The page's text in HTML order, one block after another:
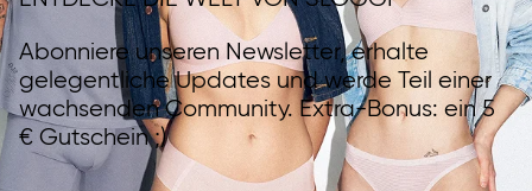
Abonniere unseren Newsletter, erhalte
gelegentliche Updates und werde Teil einer
wachsenden Community. Extra-Bonus: ein 5
€ Gutschein ;)